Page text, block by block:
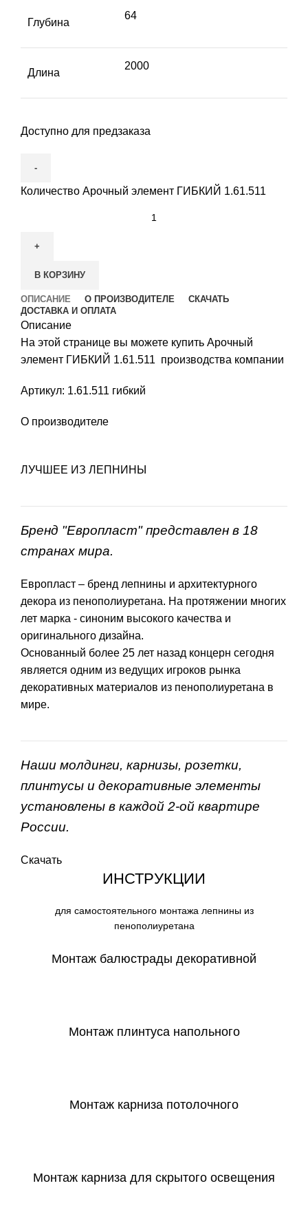
Глубина
64
Длина
2000
Доступно для предзаказа
Количество Арочный элемент ГИБКИЙ 1.61.511
В КОРЗИНУ
ОПИСАНИЕ О ПРОИЗВОДИТЕЛЕ
СКАЧАТЬ
ДОСТАВКА И ОПЛАТА
Описание
На этой странице вы можете купить Арочный
элемент ГИБКИЙ 1.61.511 производства компании
Артикул: 1.61.511 гибкий
О производителе
ЛУЧШЕЕ ИЗ ЛЕПНИНЫ
Бренд "Европласт" представлен в 18
странах мира.
Европласт – бренд лепнины и архитектурного
декора из пенополиуретана. На протяжении многих
лет марка - синоним высокого качества и
оригинального дизайна.
Основанный более 25 лет назад концерн сегодня
является одним из ведущих игроков рынка
декоративных материалов из пенополиуретана в
мире.
Наши молдинги, карнизы, розетки,
плинтусы и декоративные элементы
установлены в каждой 2-ой квартире
России.
Скачать
ИНСТРУКЦИИ
для самостоятельного монтажа лепнины из
пенополиуретана
Монтаж балюстрады декоративной
Монтаж плинтуса напольного
Монтаж карниза потолочного
Монтаж карниза для скрытого освещения